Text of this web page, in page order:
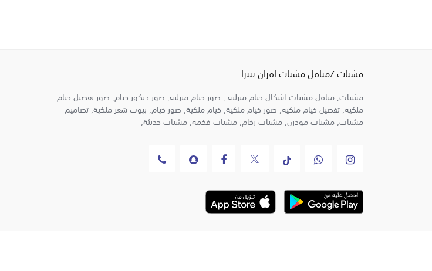
مشبات /مناقل مشبات افران بيتزا
مشبات, مناقل مشبات اشكال خيام منزلية , صور خيام منزليه, صور ديكور خيام, صور تفصيل خيام
ملكيه, تفصيل خيام ملكيه, صور خيام ملكية, خيام ملكية, صور خيام, بيوت شعر ملكية, تصاميم
مشبات, مشبات مودرن, مشبات رخام, مشبات فخمه, مشبات حديثة,